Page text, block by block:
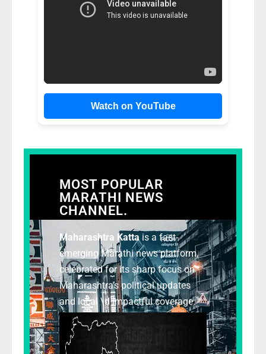
Watch on YouTube
MOST POPULAR
MARATHI NEWS
CHANNEL.
Maharashtra Katta is a fast-
emerging Marathi news platform,
celebrated for its sharp focus on
Maharashtra’s political updates
and local \d impactful coverage.